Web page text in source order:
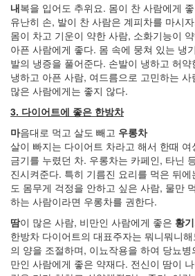
내복을 입어도 추위요. 몸이 찬 사람에게
유난히 손, 발이 찬 사람은 계피차를 마시
몸이 차고 기운이 약한 사람, 소화기능이
아픈 사람에게 좋다. 몸 속에 뭉쳐 있는 냉
발의 냉증을 풀어준다. 손발이 냉하고 허
냉하고 아픈 사람, 여드름으로 고민하는
많은 사람에게는 좋지 않다.
3. 다이어트에 좋은 한방차
마음대로 먹고 살도 빼고 우롱차
살이 빠지는 다이어트 차라고 해서 한때
금기를 누렸던 차. 우롱차는 카페인, 타닌
진시켜준다. 특히 기름진 요리를 먹은 뒤
도 몸무게 걱정을 안하고 싶은 사람, 물만
하는 사람이라면 우롱차를 권한다.
땀이 많은 사람, 비만인 사람에게 좋은 황
한방차 다이어트의 대표주자는 뭐니뭐니
의 양을 조절하며, 이뇨작용을 하여 당뇨
만인 사람에게 좋은 약재다. 전신이 땀이
로
드
랍
황
지
메
악
모
던
쥬
일
찍
자
백
이